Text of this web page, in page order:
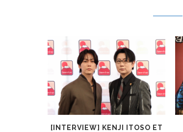
[INTERVIEW] KENJI ITOSO ET